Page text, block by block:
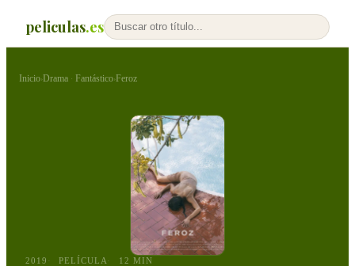
peliculas.es
Inicio›Drama · Fantástico›Feroz
2019 PELÍCULA 12 MIN